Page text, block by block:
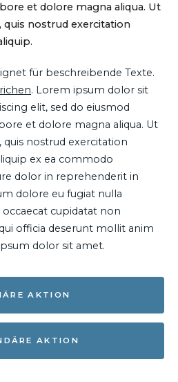
et dolore magna aliqua. Ut
nostrud exercitation
für beschreibende Texte.
. Lorem ipsum dolor sit
elit, sed do eiusmod
et dolore magna aliqua. Ut
nostrud exercitation
ex ea commodo
dolor in reprehenderit in
dolore eu fugiat nulla
cupidatat non
officia deserunt mollit anim
dolor sit amet.
AKTION
AKTION